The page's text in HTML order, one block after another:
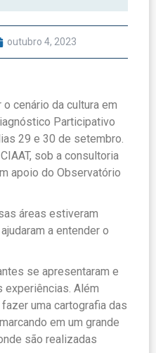
outubro 4, 2023
cenário da cultura em
Participativo
29 e 30 de setembro.
sob a consultoria
apoio do Observatório
áreas estiveram
a entender o
se apresentaram e
experiências. Além
uma cartografia das
em um grande
são realizadas